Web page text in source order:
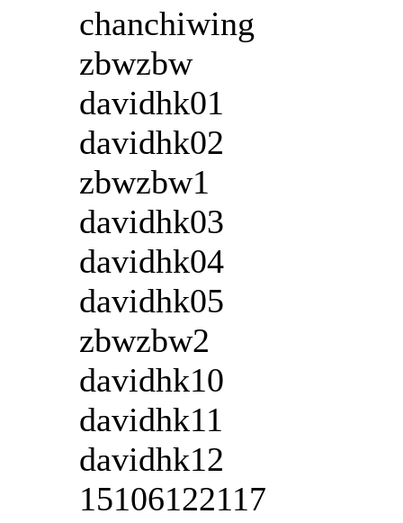
chanchiwing
zbwzbw
davidhk01
davidhk02
zbwzbw1
davidhk03
davidhk04
davidhk05
zbwzbw2
davidhk10
davidhk11
davidhk12
15106122117